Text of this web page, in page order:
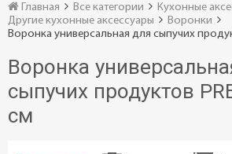
Главная Все категории
Кухонные
Другие кухонные аксессуары
Воронки
Воронка универсальная для сыпучих
Воронка
сыпучих продуктов
см